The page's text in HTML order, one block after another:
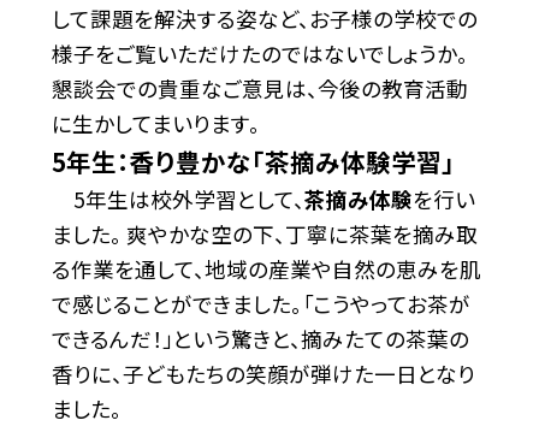
して課題を解決する姿など、お子様の学校での
様子をご覧いただけたのではないでしょうか。
懇談会での貴重なご意見は、今後の教育活動
に生かしてまいります。
5年生：香り豊かな「茶摘み体験学習」
5年生は校外学習として、茶摘み体験を行い
ました。 爽やかな空の下、丁寧に茶葉を摘み取
る作業を通して、地域の産業や自然の恵みを肌
で感じることができました。「こうやってお茶が
できるんだ！」という驚きと、摘みたての茶葉の
香りに、子どもたちの笑顔が弾けた一日となり
ました。